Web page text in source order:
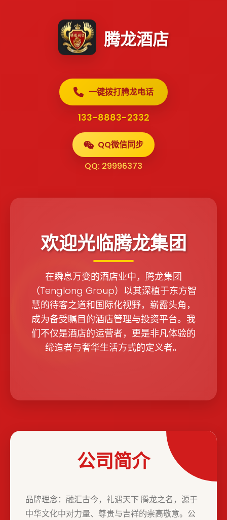
腾龙酒店
一键拨打腾龙电话
133-8883-2332
QQ微信同步
QQ: 29996373
欢迎光临腾龙集团
在瞬息万变的酒店业中，腾龙集团
（Tenglong Group）以其深植于东方智
慧的待客之道和国际化视野，崭露头角，
成为备受瞩目的酒店管理与投资平台。我
们不仅是酒店的运营者，更是非凡体验的
缔造者与奢华生活方式的定义者。
公司简介
品牌理念：融汇古今，礼遇天下 腾龙之名，源于
中华文化中对力量、尊贵与吉祥的崇高敬意。公